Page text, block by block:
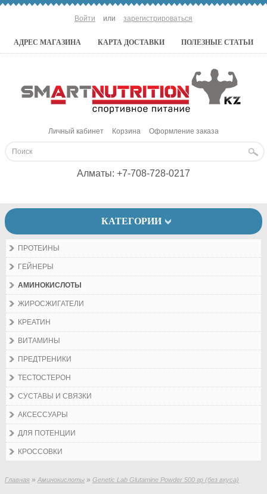
Войти или зарегистрироваться
АДРЕС МАГАЗИНА КАРТА ДОСТАВКИ ПОЛЕЗНЫЕ СТАТЬИ
Личный кабинет Корзина Оформление заказа
Алматы: +7-708-728-0217
КАТЕГОРИИ
ПРОТЕИНЫ
ГЕЙНЕРЫ
АМИНОКИСЛОТЫ
ЖИРОСЖИГАТЕЛИ
КРЕАТИН
ВИТАМИНЫ
ПРЕДТРЕНИКИ
ТЕСТОСТЕРОН
СУСТАВЫ И СВЯЗКИ
АКСЕССУАРЫ
ДЛЯ ПОТЕНЦИИ
КРОССОВКИ
Главная » Аминокислоты » Genetic Lab Glutamine Powder 500 гр (без вкуса)